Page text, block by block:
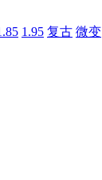
1.95 复古 微变